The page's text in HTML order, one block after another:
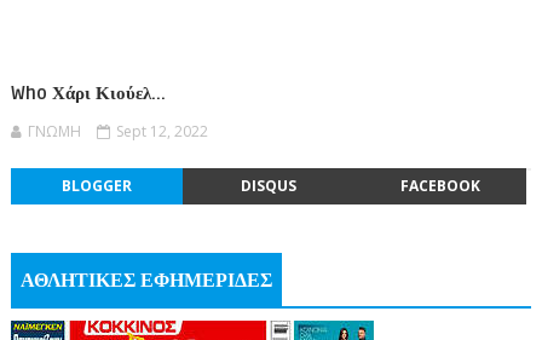
Who Χάρι Κιούελ...
ΓΝΩΜΗ Sept 12, 2022
BLOGGER DISQUS FACEBOOK
ΑΘΛΗΤΙΚΕΣ ΕΦΗΜΕΡΙΔΕΣ